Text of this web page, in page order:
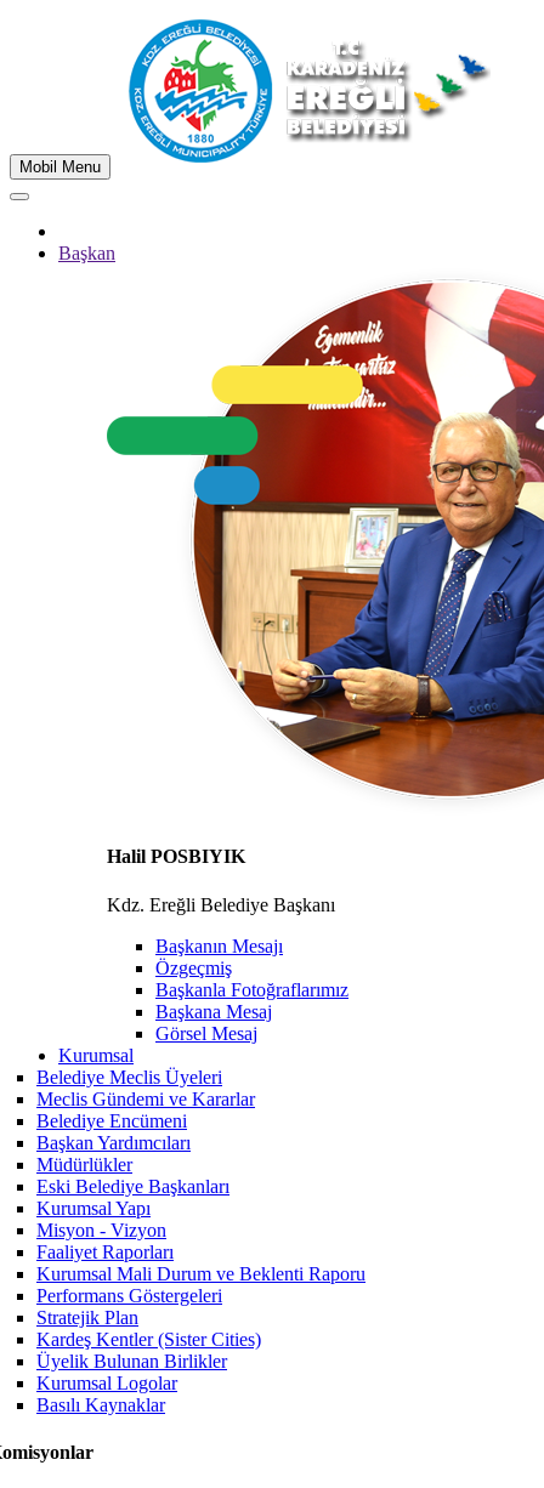
Mobil Menu
Başkan
Halil POSBIYIK
Kdz. Ereğli Belediye Başkanı
Başkanın Mesajı
Özgeçmiş
Başkanla Fotoğraflarımız
Başkana Mesaj
Görsel Mesaj
Kurumsal
Belediye Meclis Üyeleri
Meclis Gündemi ve Kararlar
Belediye Encümeni
Başkan Yardımcıları
Müdürlükler
Eski Belediye Başkanları
Kurumsal Yapı
Misyon - Vizyon
Faaliyet Raporları
Kurumsal Mali Durum ve Beklenti Raporu
Performans Göstergeleri
Stratejik Plan
Kardeş Kentler (Sister Cities)
Üyelik Bulunan Birlikler
Kurumsal Logolar
Basılı Kaynaklar